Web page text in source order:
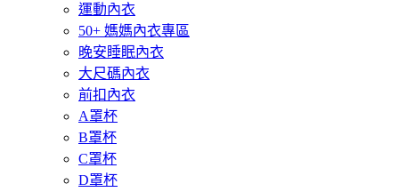
運動內衣
50+ 媽媽內衣專區
晚安睡眠內衣
大尺碼內衣
前扣內衣
A罩杯
B罩杯
C罩杯
D罩杯